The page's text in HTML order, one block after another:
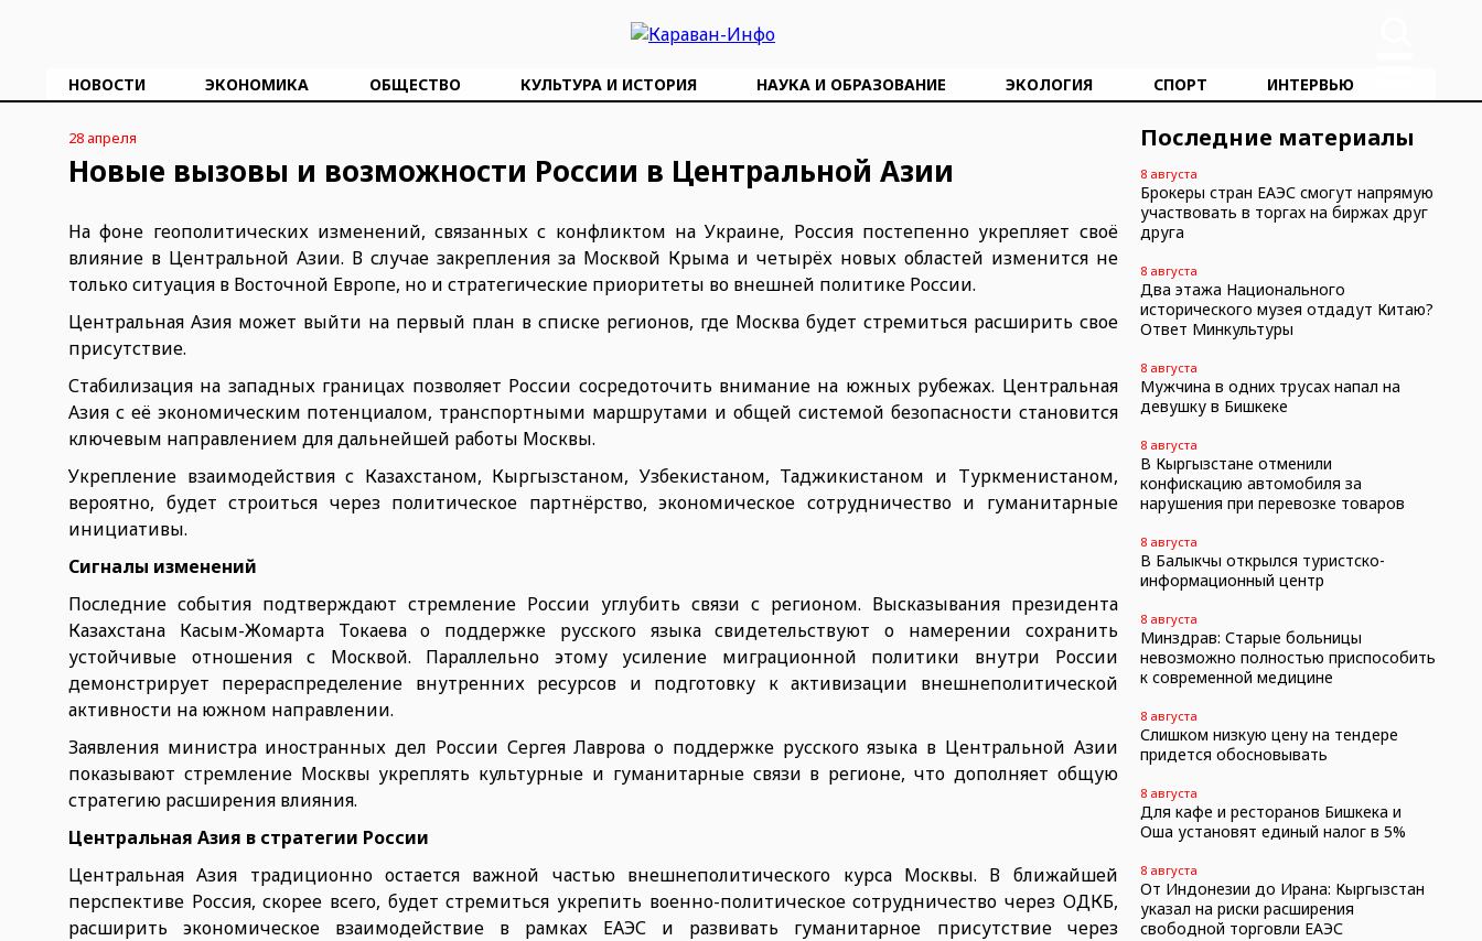
НОВОСТИ ЭКОНОМИКА ОБЩЕСТВО КУЛЬТУРА И ИСТОРИЯ НАУКА И ОБРАЗОВАНИЕ ЭКОЛОГИЯ СПОРТ ИНТЕРВЬЮ
28 апреля
Новые вызовы и возможности России в Центральной Азии
На фоне геополитических изменений, связанных с конфликтом на Украине, Россия постепенно укрепляет своё
влияние в Центральной Азии. В случае закрепления за Москвой Крыма и четырёх новых областей изменится не
только ситуация в Восточной Европе, но и стратегические приоритеты во внешней политике России.
Центральная Азия может выйти на первый план в списке регионов, где Москва будет стремиться расширить свое
присутствие.
Стабилизация на западных границах позволяет России сосредоточить внимание на южных рубежах. Центральная
Азия с её экономическим потенциалом, транспортными маршрутами и общей системой безопасности становится
ключевым направлением для дальнейшей работы Москвы.
Укрепление взаимодействия с Казахстаном, Кыргызстаном, Узбекистаном, Таджикистаном и Туркменистаном,
вероятно, будет строиться через политическое партнёрство, экономическое сотрудничество и гуманитарные
инициативы.
Сигналы изменений
Последние события подтверждают стремление России углубить связи с регионом. Высказывания президента
Казахстана Касым-Жомарта Токаева о поддержке русского языка свидетельствуют о намерении сохранить
устойчивые отношения с Москвой. Параллельно этому усиление миграционной политики внутри России
демонстрирует перераспределение внутренних ресурсов и подготовку к активизации внешнеполитической
активности на южном направлении.
Заявления министра иностранных дел России Сергея Лаврова о поддержке русского языка в Центральной Азии
показывают стремление Москвы укреплять культурные и гуманитарные связи в регионе, что дополняет общую
стратегию расширения влияния.
Центральная Азия в стратегии России
Центральная Азия традиционно остается важной частью внешнеполитического курса Москвы. В ближайшей
перспективе Россия, скорее всего, будет стремиться укрепить военно-политическое сотрудничество через ОДКБ,
расширить экономическое взаимодействие в рамках ЕАЭС и развивать гуманитарное присутствие через
Последние материалы
8 августа
Брокеры стран ЕАЭС смогут напрямую
участвовать в торгах на биржах друг
друга
8 августа
Два этажа Национального
исторического музея отдадут Китаю?
Ответ Минкультуры
8 августа
Мужчина в одних трусах напал на
девушку в Бишкеке
8 августа
В Кыргызстане отменили
конфискацию автомобиля за
нарушения при перевозке товаров
8 августа
В Балыкчы открылся туристско-
информационный центр
8 августа
Минздрав: Старые больницы
невозможно полностью приспособить
к современной медицине
8 августа
Слишком низкую цену на тендере
придется обосновывать
8 августа
Для кафе и ресторанов Бишкека и
Оша установят единый налог в 5%
8 августа
От Индонезии до Ирана: Кыргызстан
указал на риски расширения
свободной торговли ЕАЭС